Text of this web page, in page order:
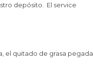
depósito. El service
el quitado de grasa pegada